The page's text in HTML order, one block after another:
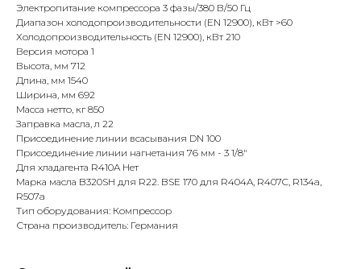
Электропитание компрессора 3 фазы/380 В/50 Гц
Диапазон холодопроизводительности (EN 12900), кВт >60
Холодопроизводительность (EN 12900), кВт 210
Версия мотора 1
Высота, мм 712
Длина, мм 1540
Ширина, мм 692
Масса нетто, кг 850
Заправка масла, л 22
Присоединение линии всасывания DN 100
Присоединение линии нагнетания 76 мм - 3 1/8"
Для хладагента R410A Нет
Марка масла B320SH для R22. BSE 170 для R404A, R407C, R134a,
R507a
Тип оборудования: Компрессор
Страна производитель: Германия